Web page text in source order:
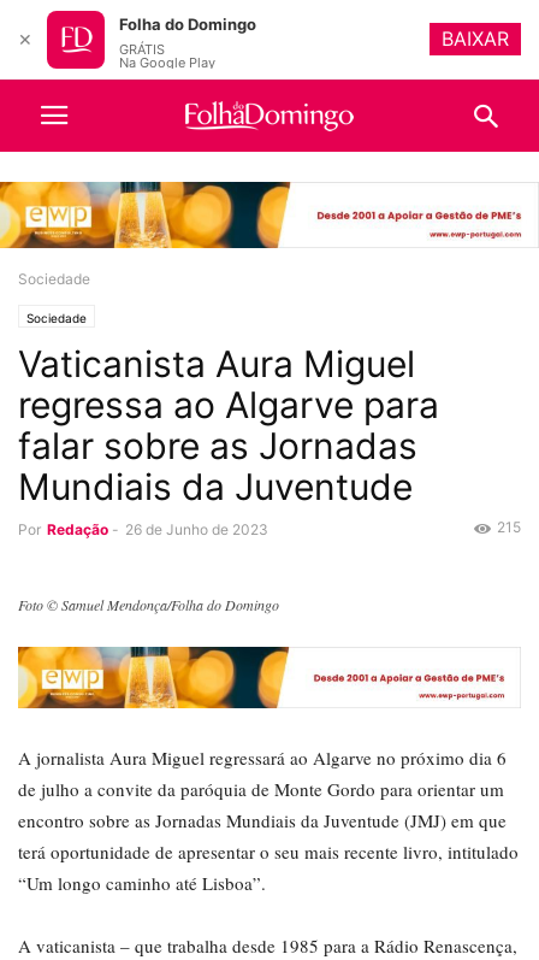
Sociedade
Sociedade
Vaticanista Aura Miguel
regressa ao Algarve para
falar sobre as Jornadas
Mundiais da Juventude
Por Redação - 26 de Junho de 2023 215
Foto © Samuel Mendonça/Folha do Domingo
A jornalista Aura Miguel regressará ao Algarve no próximo dia 6
de julho a convite da paróquia de Monte Gordo para orientar um
encontro sobre as Jornadas Mundiais da Juventude (JMJ) em que
terá oportunidade de apresentar o seu mais recente livro, intitulado
“Um longo caminho até Lisboa”.
A vaticanista – que trabalha desde 1985 para a Rádio Renascença,
✕
Folha do Domingo
GRÁTIS
Na Google Play
BAIXAR